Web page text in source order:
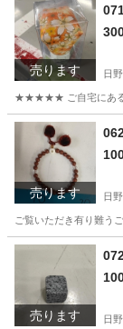
売ります 日
★★★★★ ご自宅にある不
東京 日野市
売ります 日
ご覧いただき有り難う
東京 日野市
売ります 日